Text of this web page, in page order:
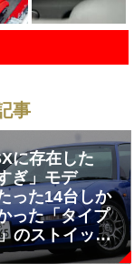
事
に存在した
ぎ」モデ
た14台しか
った「タイプ
のストイック